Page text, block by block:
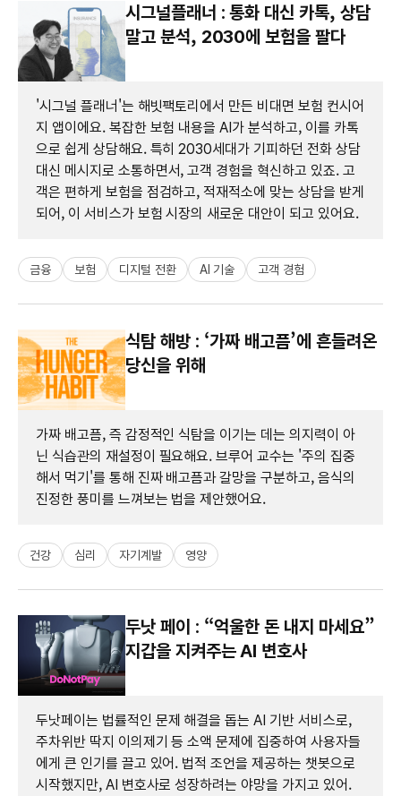
시그널플래너 : 통화 대신 카톡, 상담
말고 분석, 2030에 보험을 팔다
'시그널 플래너'는 해빗팩토리에서 만든 비대면 보험 컨시어
지 앱이에요. 복잡한 보험 내용을 AI가 분석하고, 이를 카톡
으로 쉽게 상담해요. 특히 2030세대가 기피하던 전화 상담
대신 메시지로 소통하면서, 고객 경험을 혁신하고 있죠. 고
객은 편하게 보험을 점검하고, 적재적소에 맞는 상담을 받게
되어, 이 서비스가 보험 시장의 새로운 대안이 되고 있어요.
금융 보험 디지털 전환 AI 기술 고객 경험
식탐 해방 : ‘가짜 배고픔’에 흔들려온
당신을 위해
가짜 배고픔, 즉 감정적인 식탐을 이기는 데는 의지력이 아
닌 식습관의 재설정이 필요해요. 브루어 교수는 '주의 집중
해서 먹기'를 통해 진짜 배고픔과 갈망을 구분하고, 음식의
진정한 풍미를 느껴보는 법을 제안했어요.
건강 심리 자기계발 영양
두낫 페이 : “억울한 돈 내지 마세요”
지갑을 지켜주는 AI 변호사
두낫페이는 법률적인 문제 해결을 돕는 AI 기반 서비스로,
주차위반 딱지 이의제기 등 소액 문제에 집중하여 사용자들
에게 큰 인기를 끌고 있어. 법적 조언을 제공하는 챗봇으로
시작했지만, AI 변호사로 성장하려는 야망을 가지고 있어.